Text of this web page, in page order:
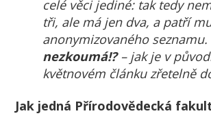
celé věci jediné: tak tedy
tři, ale má jen dva, a patří
anonymizovaného seznamu.
nezkoumá!?– jak je v
květnovém článku zřetelně
Jak jedná Přírodovědecká